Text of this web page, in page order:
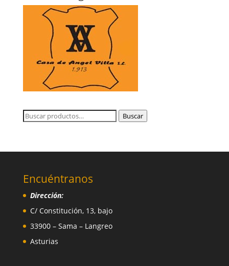
Buscar
Buscar
Encuéntranos
Dirección:
C/ Constitución, 13, bajo
33900 – Sama – Langreo
Asturias